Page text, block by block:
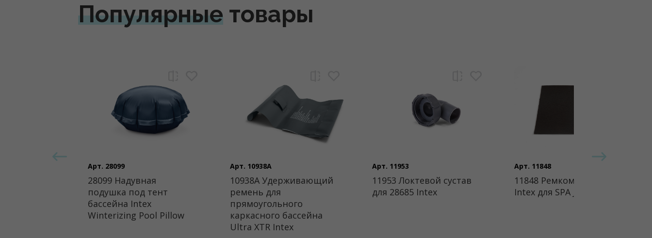
Популярные товары
Арт. 28099
28099 Надувная
подушка под тент
бассейна Intex
Winterizing Pool Pillow
Арт. 10938A
10938A Удерживающий
ремень для
прямоугольного
каркасного бассейна
Ultra XTR Intex
Арт. 11953
11953 Локтевой сустав
для 28685 Intex
Арт. 11848
11848 Ремкомплект
Intex для SPA Jet